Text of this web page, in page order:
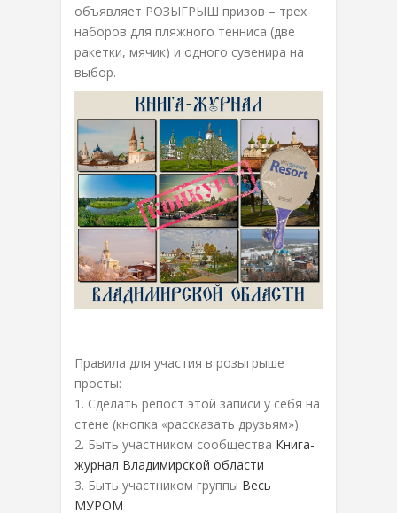
объявляет РОЗЫГРЫШ призов – трех
наборов для пляжного тенниса (две
ракетки, мячик) и одного сувенира на
выбор.
Правила для участия в розыгрыше
просты:
1. Сделать репост этой записи у себя на
стене (кнопка «рассказать друзьям»).
2. Быть участником сообщества Книга-
журнал Владимирской области
3. Быть участником группы Весь
МУРОМ